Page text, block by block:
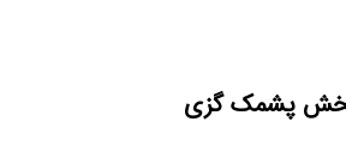
پشمک گزی